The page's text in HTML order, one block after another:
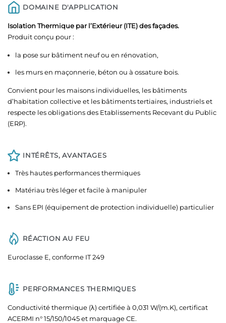
DOMAINE D'APPLICATION
Isolation Thermique par l’Extérieur (ITE) des façades.
Produit conçu pour :
la pose sur bâtiment neuf ou en rénovation,
les murs en maçonnerie, béton ou à ossature bois.
Convient pour les maisons individuelles, les bâtiments
d’habitation collective et les bâtiments tertiaires, industriels et
respecte les obligations des Etablissements Recevant du Public
(ERP).
INTÉRÊTS, AVANTAGES
Très hautes performances thermiques
Matériau très léger et facile à manipuler
Sans EPI (équipement de protection individuelle) particulier
RÉACTION AU FEU
Euroclasse E, conforme IT 249
PERFORMANCES THERMIQUES
Conductivité thermique (λ) certifiée à 0,031 W/(m.K), certificat
ACERMI n° 15/150/1045 et marquage CE.